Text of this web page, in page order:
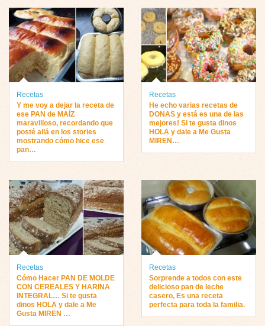
Recetas
Y me voy a dejar la receta de
ese PAN de MAÍZ
maravilloso, recordando que
posté allá en los stories
mostrando cómo hice ese
pan…
Recetas
He echo varias recetas de
DONAS y está es una de las
mejores! Si te gusta dinos
HOLA y dale a Me Gusta
MIREN…
Recetas
Cómo Hacer PAN DE MOLDE
CON CEREALES Y HARINA
INTEGRAL… Si te gusta
dinos HOLA y dale a Me
Gusta MIREN …
Recetas
Sorprende a todos con este
delicioso pan de leche
casero, Es una receta
perfecta para toda la familia.